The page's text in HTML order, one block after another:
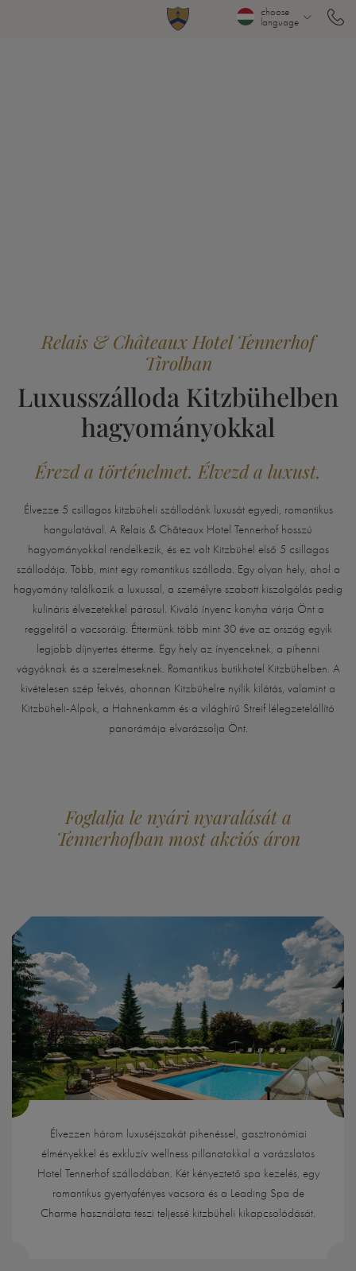
choose
language
Relais & Châteaux Hotel Tennerhof
Tirolban
Luxusszálloda Kitzbühelben
hagyományokkal
Érezd a történelmet. Élvezd a luxust.
Élvezze 5 csillagos kitzbüheli szállodánk luxusát egyedi, romantikus
hangulatával. A Relais & Châteaux Hotel Tennerhof hosszú
hagyományokkal rendelkezik, és ez volt Kitzbühel első 5 csillagos
szállodája. Több, mint egy romantikus szálloda. Egy olyan hely, ahol a
hagyomány találkozik a luxussal, a személyre szabott kiszolgálás pedig
kulináris élvezetekkel párosul. Kiváló ínyenc konyha várja Önt a
reggelitől a vacsoráig. Éttermünk több mint 30 éve az ország egyik
legjobb díjnyertes étterme. Egy hely az ínyenceknek, a pihenni
vágyóknak és a szerelmeseknek. Romantikus butikhotel Kitzbühelben. A
kivételesen szép fekvés, ahonnan Kitzbühelre nyílik kilátás, valamint a
Kitzbüheli-Alpok, a Hahnenkamm és a világhírű Streif lélegzetelállító
panorámája elvarázsolja Önt.
Foglalja le nyári nyaralását a
Tennerhofban most akciós áron
Élvezzen három luxuséjszakát pihenéssel, gasztronómiai
élményekkel és exkluzív wellness pillanatokkal a varázslatos
Hotel Tennerhof szállodában. Két kényeztető spa kezelés, egy
romantikus gyertyafényes vacsora és a Leading Spa de
Charme használata teszi teljessé kitzbüheli kikapcsolódását.